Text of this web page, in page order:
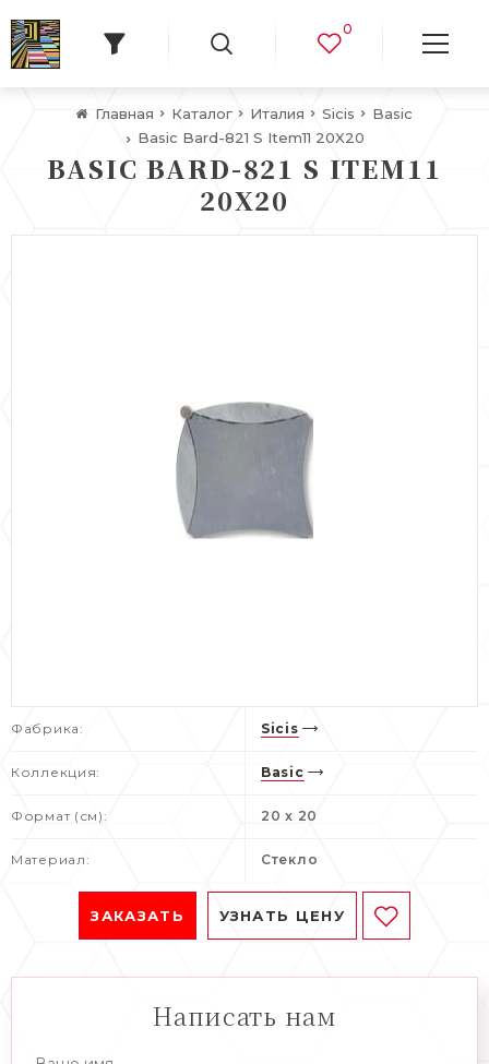
0
Главная Каталог Италия Sicis
Basic
Basic Bard-821 S Item11 20X20
BASIC BARD-821 S ITEM11
20X20
Фабрика: Sicis
Коллекция: Basic
Формат (см): 20 x 20
Материал: Стекло
ЗАКАЗАТЬ УЗНАТЬ ЦЕНУ
Написать нам